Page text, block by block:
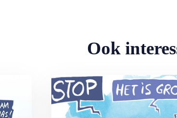
Ook
Lees meer over MAX Ombudsman: